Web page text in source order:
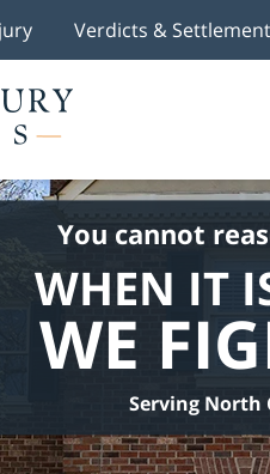
Verdicts &
You cannot
WHEN IT
WE
Serving North